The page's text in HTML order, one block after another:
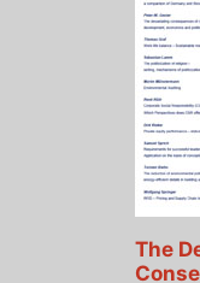
The